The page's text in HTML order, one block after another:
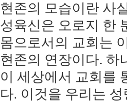
현존의 모습이란 사
성육신은 오로지 한
몸으로서의 교회는
현존의 연장이다. 하
이 세상에서 교회를
다. 이것을 우리는